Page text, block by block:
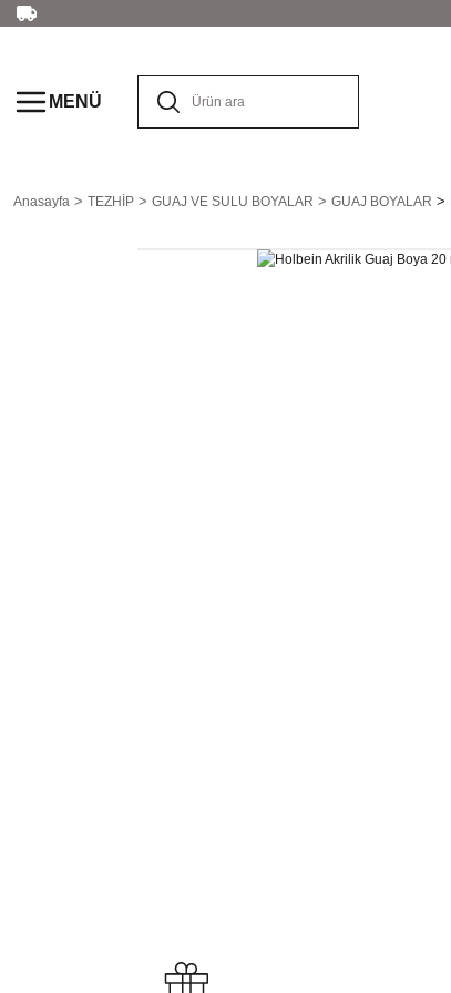
MENÜ
Anasayfa TEZHİP GUAJ VE SULU BOYALAR GUAJ BOYALAR